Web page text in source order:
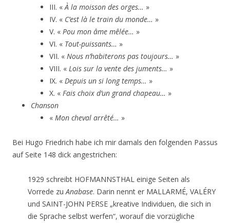
III. «À la moisson des orges… »
IV. « C’est là le train du monde… »
V. « Pou mon âme mêlée… »
VI. « Tout-puissants… »
VII. « Nous n’habiterons pas toujours… »
VIII. « Lois sur la vente des juments… »
IX. « Depuis un si long temps… »
X. « Fais choix d’un grand chapeau… »
Chanson
« Mon cheval arrêté… »
Bei Hugo Friedrich habe ich mir damals den folgenden Passus
auf Seite 148 dick angestrichen:
1929 schreibt HOFMANNSTHAL einige Seiten als
Vorrede zuAnabase. Darin nennt er MALLARMÉ, VALÉRY
und SAINT-JOHN PERSE „kreative Individuen, die sich in
die Sprache selbst werfen“, worauf die vorzügliche